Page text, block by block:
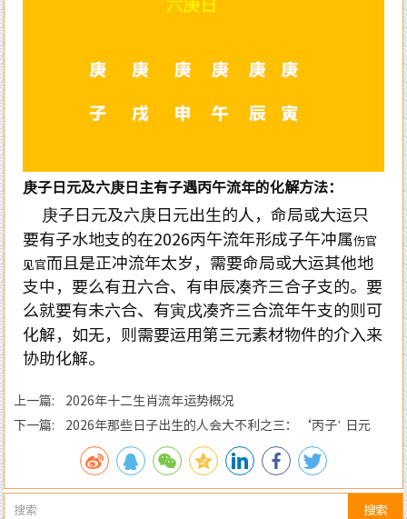
搜索
庚子日元及六庚日主有子遇丙午流年的化解方法：
庚子日元及六庚日元出生的人，命局或大运只
要有子水地支的在2026丙午流年形成子午冲属伤官
见官而且是正冲流年太岁，需要命局或大运其他地
支中，要么有丑六合、有申辰凑齐三合子支的。要
么就要有未六合、有寅戌凑齐三合流年午支的则可
化解，如无，则需要运用第三元素材物件的介入来
协助化解。
上一篇: 2026年十二生肖流年运势概况
下一篇: 2026年那些日子出生的人会大不利之三：‘丙子’ 日元